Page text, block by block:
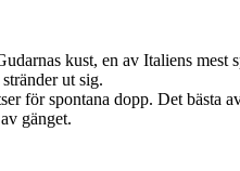
kust, en av Italiens mest
ut sig.
för spontana dopp. Det bästa
gänget.